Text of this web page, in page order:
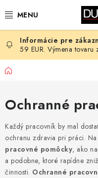
na
NOVÉ
PRACOVNÉ ODEVY
ZDRAVOTNÍCTVO
OCHRANNÉ POMÔCKY
59 EUR. Výmena tovaru
Domov
Ochranné
Každý pracovník by mal
ochranu zdravia pri práci.
pracovné pomôcky, ako
a podobne, ktoré rapídne
činnosti. Ochranné